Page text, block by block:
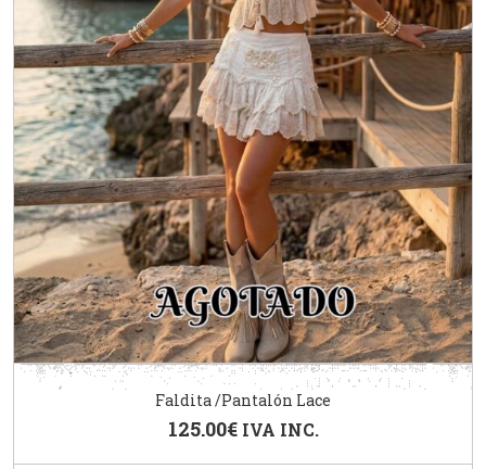
Faldita /Pantalón Lace
125.00€ IVA INC.